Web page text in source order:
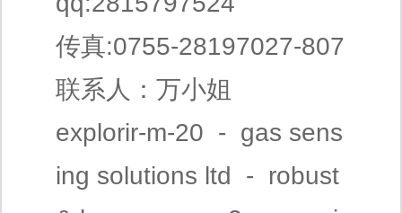
传真:0755-28197027-807
联系人：万小姐
explorir-m-20 - gas sens
ing solutions ltd - robust